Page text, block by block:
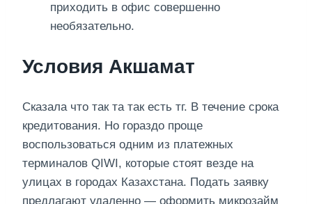
приходить в офис совершенно
необязательно.
Условия Акшамат
Сказала что так та так есть тг. В течение срока
кредитования. Но гораздо проще
воспользоваться одним из платежных
терминалов QIWI, которые стоят везде на
улицах в городах Казахстана. Подать заявку
предлагают удаленно — оформить микрозайм